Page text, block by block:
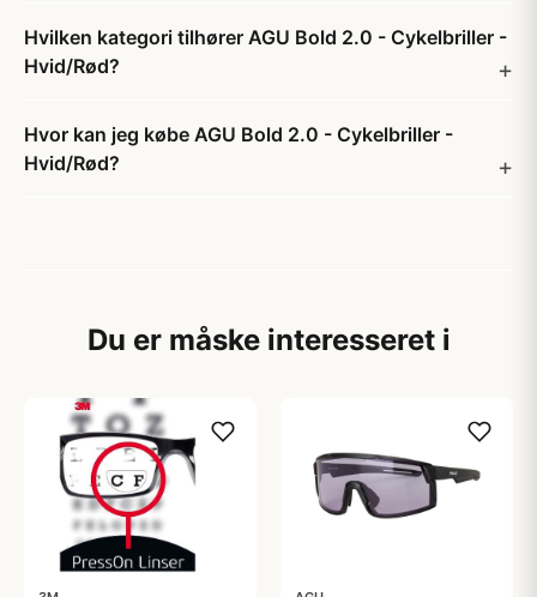
Hvilken kategori tilhører AGU Bold 2.0 - Cykelbriller -
Hvid/Rød?
Hvor kan jeg købe AGU Bold 2.0 - Cykelbriller -
Hvid/Rød?
Du er måske interesseret i